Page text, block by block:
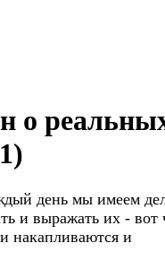
о
день мы имеем
и выражать их - вот
накапливаются и